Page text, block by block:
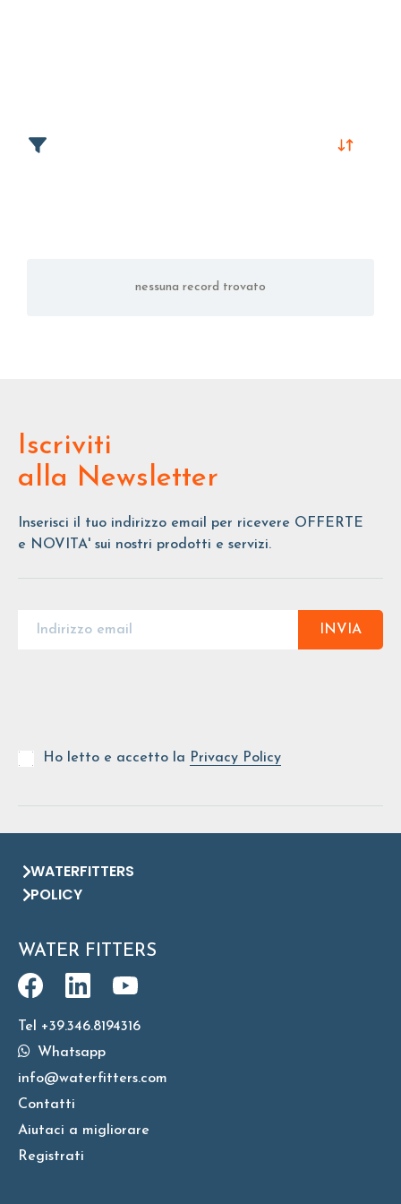
nessuna record trovato
Iscriviti
alla Newsletter
Inserisci il tuo indirizzo email per ricevere OFFERTE
e NOVITA' sui nostri prodotti e servizi.
INVIA
Ho letto e accetto la Privacy Policy
WATERFITTERS
POLICY
WATER FITTERS
Tel +39.346.8194316
Whatsapp
info@waterfitters.com
Contatti
Aiutaci a migliorare
Registrati